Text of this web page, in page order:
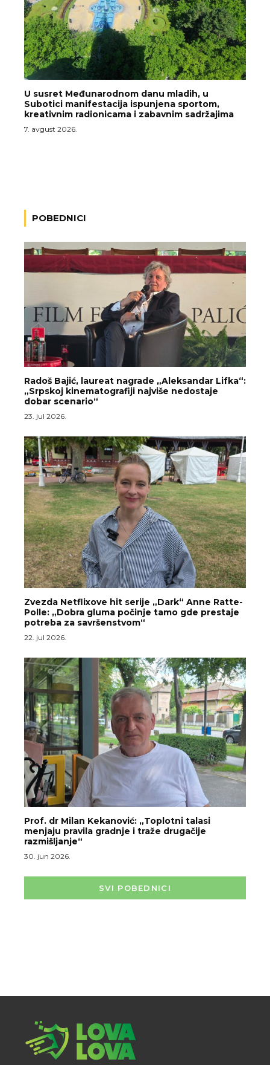
U susret Međunarodnom danu mladih, u
Subotici manifestacija ispunjena sportom,
kreativnim radionicama i zabavnim sadržajima
7. avgust 2026.
POBEDNICI
Radoš Bajić, laureat nagrade „Aleksandar Lifka“:
„Srpskoj kinematografiji najviše nedostaje
dobar scenario“
23. jul 2026.
Zvezda Netflixove hit serije „Dark“ Anne Ratte-
Polle: „Dobra gluma počinje tamo gde prestaje
potreba za savršenstvom“
22. jul 2026.
Prof. dr Milan Kekanović: „Toplotni talasi
menjaju pravila gradnje i traže drugačije
razmišljanje“
30. jun 2026.
SVI POBEDNICI